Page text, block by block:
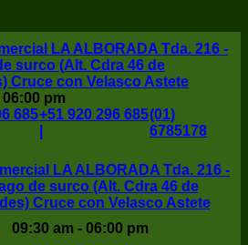
LA ALBORADA Tda. 216 -
surco (Alt. Cdra 46 de
Cruce con Velasco Astete
pm
685+51 920 296 685(01)
6785178
LA ALBORADA Tda. 216 -
de surco (Alt. Cdra 46 de
Cruce con Velasco Astete
09:30 am - 06:00 pm